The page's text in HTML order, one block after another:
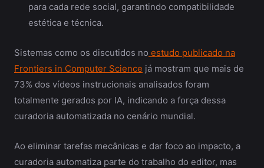
para cada rede social, garantindo compatibilidade
estética e técnica.
Sistemas como os discutidos no estudo publicado na
Frontiers in Computer Science já mostram que mais de
73% dos vídeos instrucionais analisados foram
totalmente gerados por IA, indicando a força dessa
curadoria automatizada no cenário mundial.
Ao eliminar tarefas mecânicas e dar foco ao impacto, a
curadoria automatiza parte do trabalho do editor, mas